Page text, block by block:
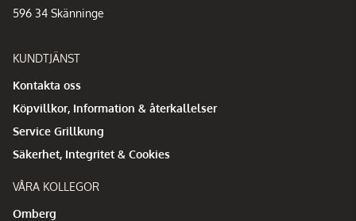
596 34 Skänninge
KUNDTJÄNST
Kontakta oss
Köpvillkor, Information & återkallelser
Service Grillkung
Säkerhet, Integritet & Cookies
VÅRA KOLLEGOR
Omberg